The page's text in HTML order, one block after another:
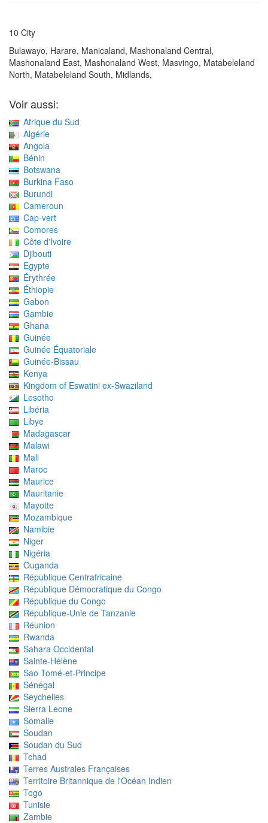
10 City
Bulawayo, Harare, Manicaland, Mashonaland Central,
Mashonaland East, Mashonaland West, Masvingo, Matabeleland
North, Matabeleland South, Midlands,
Voir aussi:
Afrique du Sud
Algérie
Angola
Bénin
Botswana
Burkina Faso
Burundi
Cameroun
Cap-vert
Comores
Côte d'Ivoire
Djibouti
Egypte
Érythrée
Éthiopie
Gabon
Gambie
Ghana
Guinée
Guinée Équatoriale
Guinée-Bissau
Kenya
Kingdom of Eswatini ex-Swaziland
Lesotho
Libéria
Libye
Madagascar
Malawi
Mali
Maroc
Maurice
Mauritanie
Mayotte
Mozambique
Namibie
Niger
Nigéria
Ouganda
République Centrafricaine
République Démocratique du Congo
République du Congo
République-Unie de Tanzanie
Réunion
Rwanda
Sahara Occidental
Sainte-Hélène
Sao Tomé-et-Principe
Sénégal
Seychelles
Sierra Leone
Somalie
Soudan
Soudan du Sud
Tchad
Terres Australes Françaises
Territoire Britannique de l'Océan Indien
Togo
Tunisie
Zambie